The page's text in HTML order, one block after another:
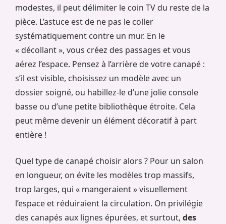
modestes, il peut délimiter le coin TV du reste de la
pièce. L’astuce est de ne pas le coller
systématiquement contre un mur. En le
« décollant », vous créez des passages et vous
aérez l’espace. Pensez à l’arrière de votre canapé :
s’il est visible, choisissez un modèle avec un
dossier soigné, ou habillez-le d’une jolie console
basse ou d’une petite bibliothèque étroite. Cela
peut même devenir un élément décoratif à part
entière !
Quel type de canapé choisir alors ? Pour un salon
en longueur, on évite les modèles trop massifs,
trop larges, qui « mangeraient » visuellement
l’espace et réduiraient la circulation. On privilégie
des canapés aux lignes épurées, et surtout, des